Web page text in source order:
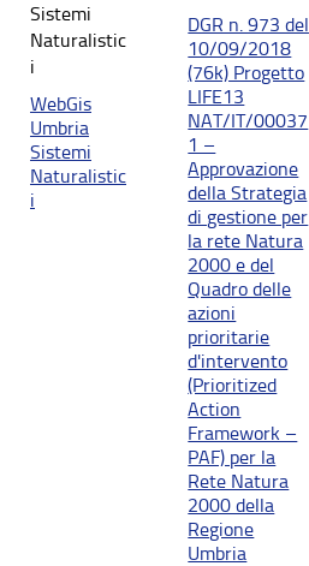
Sistemi
Naturalistic
i
WebGis
Umbria
Sistemi
Naturalistic
i
DGR n. 973 del
10/09/2018
(76k) Progetto
LIFE13
NAT/IT/00037
1 –
Approvazione
della Strategia
di gestione per
la rete Natura
2000 e del
Quadro delle
azioni
prioritarie
d'intervento
(Prioritized
Action
Framework –
PAF) per la
Rete Natura
2000 della
Regione
Umbria